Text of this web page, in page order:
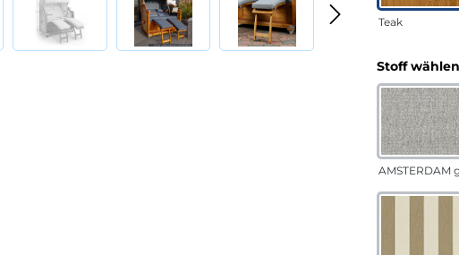
Teak
Stoff wählen
AMSTERDAM